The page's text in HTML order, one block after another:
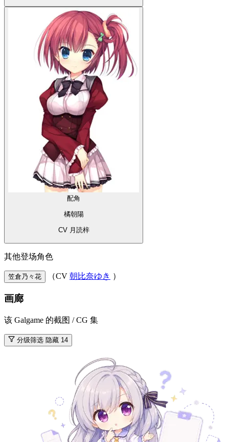
配角
橘朝陽
CV 月読梓
其他登场角色
笠倉乃々花 （CV 朝比奈ゆき ）
画廊
该 Galgame 的截图 / CG 集
分级筛选 隐藏 14